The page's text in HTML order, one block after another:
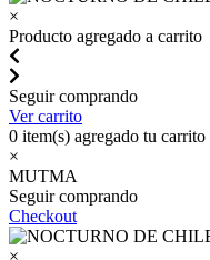
×
Producto agregado a carrito
Seguir comprando
Ver carrito
0 item(s) agregado tu carrito
×
MUTMA
Seguir comprando
Checkout
×